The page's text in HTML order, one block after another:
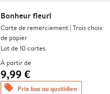
Bonheur fleuri
Carte de remerciement | Trois choix
de papier
Lot de 10 cartes
À partir de
9,99 €
offers Prix bas au quotidien